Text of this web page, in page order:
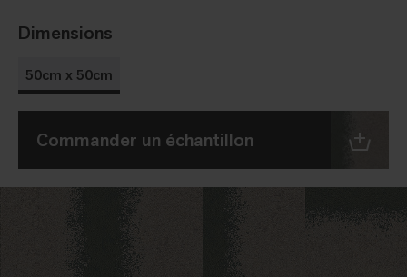
Dimensions
50cm x 50cm
Commander un échantillon